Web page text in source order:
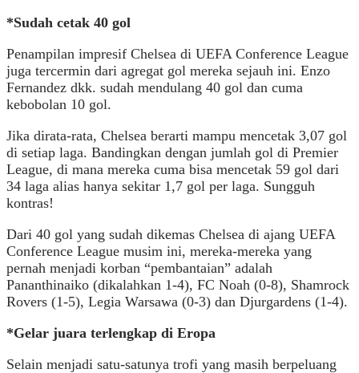
*Sudah cetak 40 gol
Penampilan impresif Chelsea di UEFA Conference League
juga tercermin dari agregat gol mereka sejauh ini. Enzo
Fernandez dkk. sudah mendulang 40 gol dan cuma
kebobolan 10 gol.
Jika dirata-rata, Chelsea berarti mampu mencetak 3,07 gol
di setiap laga. Bandingkan dengan jumlah gol di Premier
League, di mana mereka cuma bisa mencetak 59 gol dari
34 laga alias hanya sekitar 1,7 gol per laga. Sungguh
kontras!
Dari 40 gol yang sudah dikemas Chelsea di ajang UEFA
Conference League musim ini, mereka-mereka yang
pernah menjadi korban “pembantaian” adalah
Pananthinaiko (dikalahkan 1-4), FC Noah (0-8), Shamrock
Rovers (1-5), Legia Warsawa (0-3) dan Djurgardens (1-4).
*Gelar juara terlengkap di Eropa
Selain menjadi satu-satunya trofi yang masih berpeluang